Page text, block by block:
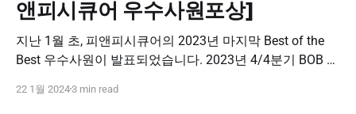
앤피시큐어 우수사원포상]
지난 1월 초, 피앤피시큐어의 2023년 마지막 Best of the
Best 우수사원이 발표되었습니다. 2023년 4/4분기 BOB 사
기 BOB 사원 정보보안기술연구소 코어엔진팀｜정OO 대
22 1월 20243 min read